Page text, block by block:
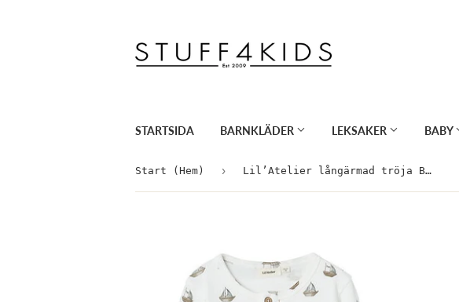
STARTSIDA BARNKLÄDER LEKSAKER BABY
Start (Hem) › Lil’Atelier långärmad tröja Boat coconut milk